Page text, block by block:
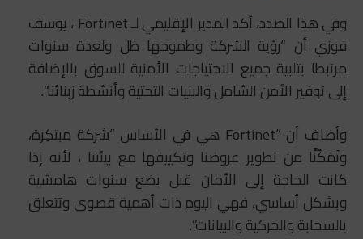
وفي هذا الصدد، أكد المدير الإقليمي لـ Fortinet ، يوسف
فوزي أن “رؤية الشركة وطموحها ظل ولعدة سنوات
مرتبطا بتلبية جميع الاحتياجات الأمنية للسوق بالإضافة
إلى توفير الأمن الشامل والبنيات التحتية وأنشطة زبنائنا”.
وأضاف أن “Fortinet هي في الأساس “شركة مبتكِرة،
وتَمَكّنَّا من تطوير عروضنا وتكييفها مع بيئتنا ، لأنه إذا
كانت الحاجة إلى الأمان قبل بضع سنوات هامشية
وبشكل أساسي، فهي اليوم ذات أهمية قصوى وتتعلق
بالسحابة والحركية والبيانات”.